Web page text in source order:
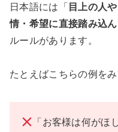
日本語には「 目上の人
情・希望に直接踏み込
ルールがあります。
たとえばこちらの例をみ
「お客様は何がほ